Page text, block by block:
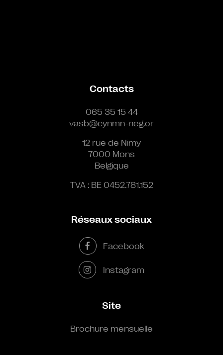
Contacts
065 35 15 44
vasb@cynmn-neg.or
12 rue de Nimy
7000 Mons
Belgique
TVA : BE 0452.781.152
Réseaux sociaux
Facebook
Instagram
Site
Brochure mensuelle